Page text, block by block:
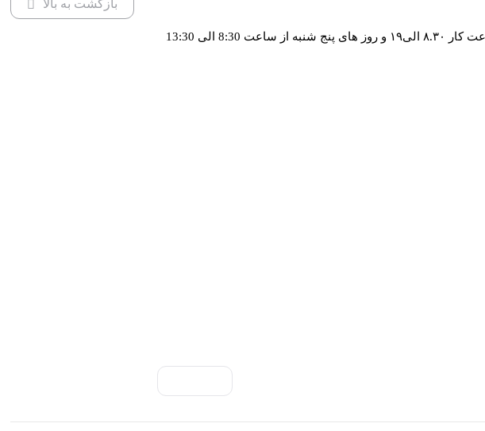
بازگشت به بالا